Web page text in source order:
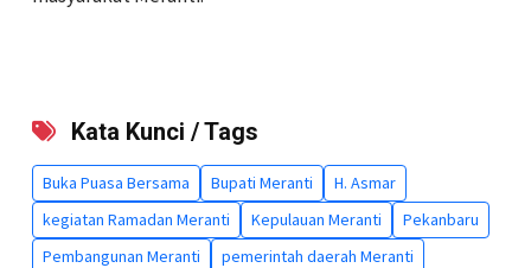
Kata Kunci / Tags
Buka Puasa Bersama Bupati Meranti
H. Asmar
kegiatan Ramadan Meranti
Kepulauan Meranti
Pekanbaru
Pembangunan Meranti
pemerintah daerah Meranti